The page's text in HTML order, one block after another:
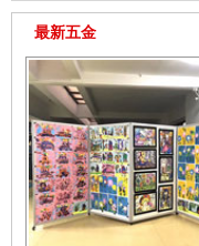
最新五金